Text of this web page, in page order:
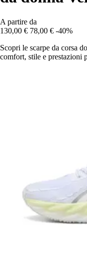
A partire da
130,00 € 78,00 € -40%
Scopri le scarpe da corsa
comfort, stile e prestazioni